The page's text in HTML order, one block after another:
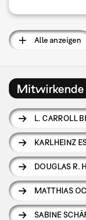
Alle anzeigen
Mitwirkende
L. CARROLL
KARLHEINZ
DOUGLAS R.
MATTHIAS
SABINE